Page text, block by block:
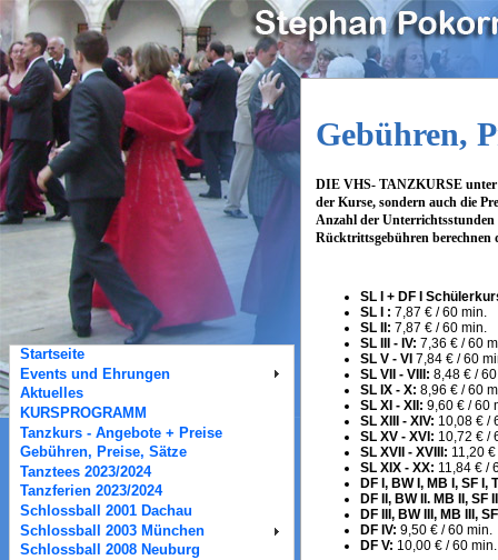
Gebühren,
DIE VHS- TANZKURSE unter
der Kurse, sondern auch die
Anzahl der Unterrichtsstunden
Rücktrittsgebühren berechnen
SL I + DF I
SL I : 7,87 € / 60 min.
SL II: 7,87 € / 60 min.
SL III - IV: 7,36 € / 60
SL V - VI 7,84 € / 60
SL VII - VIII: 8,48 € /
SL IX - X: 8,96 € / 60
SL XI - XII: 9,60 € / 60
SL XIII - XIV: 10,08 € /
SL XV - XVI: 10,72 € /
SL XVII - XVIII: 11,20
SL XIX - XX: 11,84 € /
DF I, BW I, MB I, SF I,
DF II, BW II. MB II, SF
DF III, BW III, MB III,
DF IV: 9,50 € / 60 min.
DF V: 10,00 € / 60 min.
Startseite
Events und Ehrungen
Aktuelles
KURSPROGRAMM
Tanzkurs - Angebote + Preise
Gebühren, Preise, Sätze
Tanztees 2023/2024
Tanzferien 2023/2024
Schlossball 2001 Dachau
Schlossball 2003 München
Schlossball 2008 Neuburg